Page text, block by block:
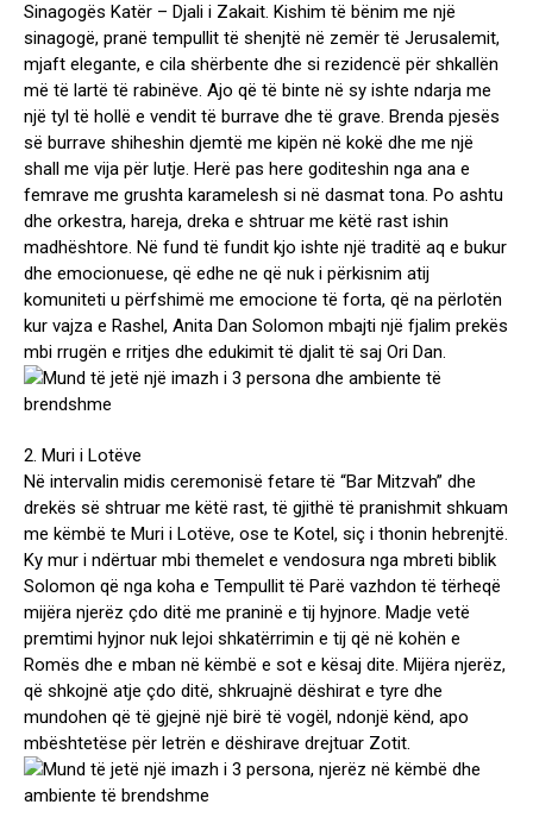
Sinagogës Katër – Djali i Zakait. Kishim të bënim me një
sinagogë, pranë tempullit të shenjtë në zemër të Jerusalemit,
mjaft elegante, e cila shërbente dhe si rezidencë për shkallën
më të lartë të rabinëve. Ajo që të binte në sy ishte ndarja me
një tyl të hollë e vendit të burrave dhe të grave. Brenda pjesës
së burrave shiheshin djemtë me kipën në kokë dhe me një
shall me vija për lutje. Herë pas here goditeshin nga ana e
femrave me grushta karamelesh si në dasmat tona. Po ashtu
dhe orkestra, hareja, dreka e shtruar me këtë rast ishin
madhështore. Në fund të fundit kjo ishte një traditë aq e bukur
dhe emocionuese, që edhe ne që nuk i përkisnim atij
komuniteti u përfshimë me emocione të forta, që na përlotën
kur vajza e Rashel, Anita Dan Solomon mbajti një fjalim prekës
mbi rrugën e rritjes dhe edukimit të djalit të saj Ori Dan.
2. Muri i Lotëve
Në intervalin midis ceremonisë fetare të “Bar Mitzvah” dhe
drekës së shtruar me këtë rast, të gjithë të pranishmit shkuam
me këmbë te Muri i Lotëve, ose te Kotel, siç i thonin hebrenjtë.
Ky mur i ndërtuar mbi themelet e vendosura nga mbreti biblik
Solomon që nga koha e Tempullit të Parë vazhdon të tërheqë
mijëra njerëz çdo ditë me praninë e tij hyjnore. Madje vetë
premtimi hyjnor nuk lejoi shkatërrimin e tij që në kohën e
Romës dhe e mban në këmbë e sot e kësaj dite. Mijëra njerëz,
që shkojnë atje çdo ditë, shkruajnë dëshirat e tyre dhe
mundohen që të gjejnë një birë të vogël, ndonjë kënd, apo
mbështetëse për letrën e dëshirave drejtuar Zotit.